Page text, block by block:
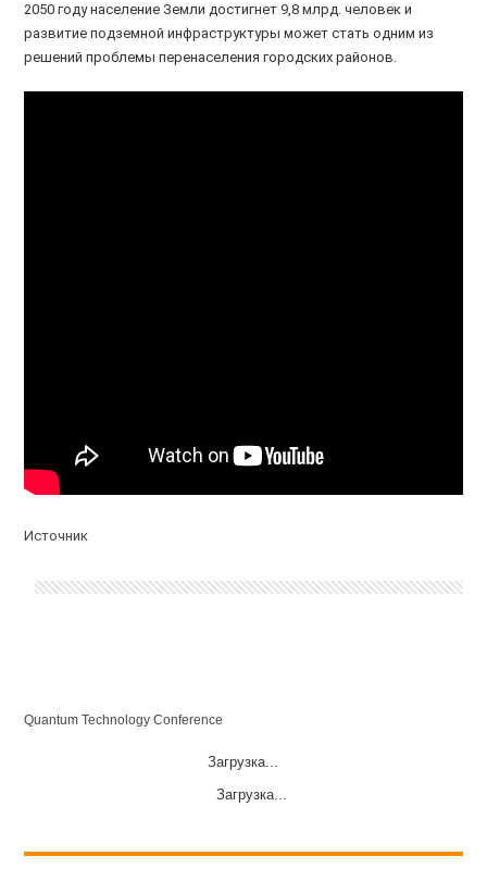
2050 году население Земли достигнет 9,8 млрд. человек и
развитие подземной инфраструктуры может стать одним из
решений проблемы перенаселения городских районов.
Источник
Quantum Technology Conference
Загрузка...
Загрузка...